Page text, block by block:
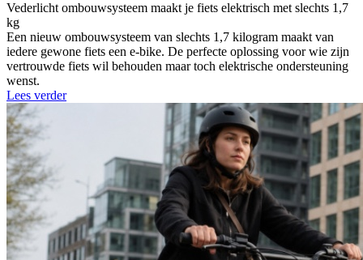
Vederlicht ombouwsysteem maakt je fiets elektrisch met slechts 1,7
kg
Een nieuw ombouwsysteem van slechts 1,7 kilogram maakt van
iedere gewone fiets een e-bike. De perfecte oplossing voor wie zijn
vertrouwde fiets wil behouden maar toch elektrische ondersteuning
wenst.
Lees verder